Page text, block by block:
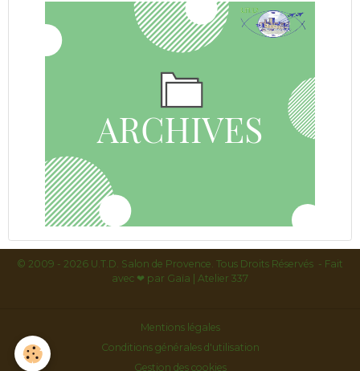
© 2009 - 2026 U.T.D. Salon de Provence. Tous Droits Réservés - Fait
avec ❤ par Gaïa | Atelier 337
Mentions légales
Conditions générales d'utilisation
Gestion des cookies